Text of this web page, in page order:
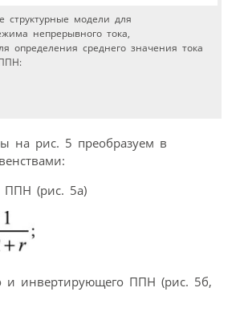
структурные модели для
непрерывного тока,
определения среднего значения тока
на рис. 5 преобразуем в
(рис. 5а)
инвертирующего ППН (рис. 5б,